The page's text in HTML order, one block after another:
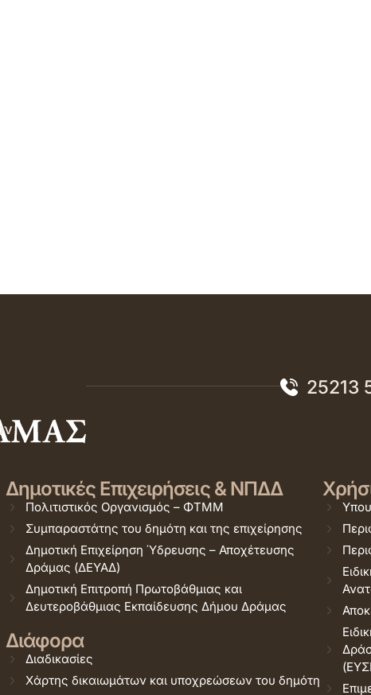
25213
Δημοτικές Επιχειρήσεις & ΝΠΔΔ
Πολιτιστικός Οργανισμός – ΦΤΜΜ
Συμπαραστάτης του δημότη και της επιχείρησης
Δημοτική Επιχείρηση Ύδρευσης – Αποχέτευσης
Δράμας (ΔΕΥΑΔ)
Δημοτική Επιτροπή Πρωτοβάθμιας και
Δευτεροβάθμιας Εκπαίδευσης Δήμου Δράμας
Διάφορα
Διαδικασίες
Χάρτης δικαιωμάτων και υποχρεώσεων του δημότη